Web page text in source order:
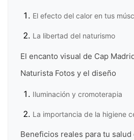
El efecto del calor en tus
La libertad del naturismo
El encanto visual de Cap
Naturista Fotos y el diseño
Iluminación y cromoterapia
La importancia de la higiene
Beneficios reales para tu salud